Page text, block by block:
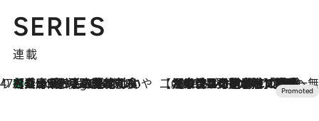
SERIES
連載
47都道府県の手みやげ ひんやりスイーツで夏を満喫
8 Hours Ago
【兵庫県】この夏絶対食べたい 冷やしておいしいおやつ3選 淡路島の恵みをジェラートに集約 【CREA×星野リゾート】唯一無二。癒しと発見が待つ場所へ
2026.8.7
【トンボの足水浴】ヒノキの香りに包まれて涼感マックス！約13℃の湧水かけ流しを避暑地「星野温泉 トンボの湯」で体験